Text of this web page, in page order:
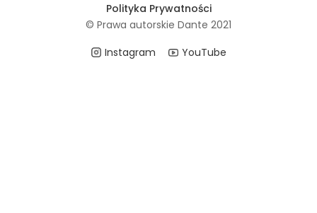
Polityka Prywatności
© Prawa autorskie Dante 2021
Instagram
YouTube